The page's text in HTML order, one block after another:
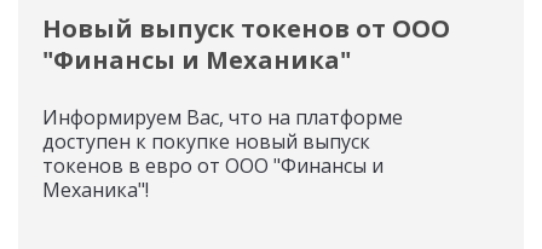
Новый выпуск токенов от ООО
"Финансы и Механика"
Информируем Вас, что на платформе
доступен к покупке новый выпуск
токенов в евро от ООО "Финансы и
Механика"!